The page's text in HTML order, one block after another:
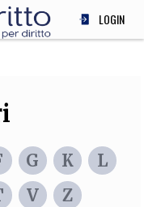
LOGIN
G K
L
V Z